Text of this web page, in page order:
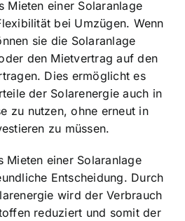
Mieten einer Solaranlage
bei Umzügen. Wenn
sie die Solaranlage
den Mietvertrag auf den
Dies ermöglicht es
der Solarenergie auch in
zu nutzen, ohne erneut in
zu müssen.
Mieten einer Solaranlage
Entscheidung. Durch
wird der Verbrauch
reduziert und somit der